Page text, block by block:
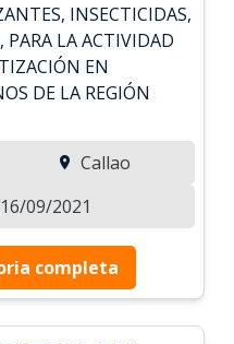
INSECTICIDAS,
PARA LA ACTIVIDAD
EN
DE LA REGIÓN
Callao
09/2021
completa